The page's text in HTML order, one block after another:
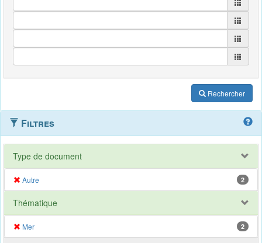
Rechercher
Filtres
Type de document
Autre 2
Thématique
Mer 2